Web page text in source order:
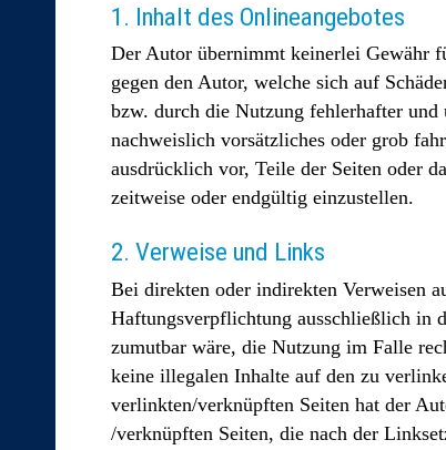
1. Inhalt des Onlineangebotes
Der Autor übernimmt keinerlei Gewähr
gegen den Autor, welche sich auf
bzw. durch die Nutzung fehlerhafter und
nachweislich vorsätzliches oder grob
ausdrücklich vor, Teile der Seiten oder
zeitweise oder endgültig einzustellen.
2. Verweise und Links
Bei direkten oder indirekten Verweisen
Haftungsverpflichtung ausschließlich in
zumutbar wäre, die Nutzung im Falle
keine illegalen Inhalte auf den zu
verlinkten/verknüpften Seiten hat der
/verknüpften Seiten, die nach der